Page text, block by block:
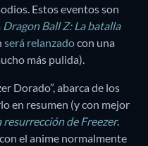
Estos eventos son
Dragon Ball Z: La batalla
será relanzadocon una
más pulida).
Dorado”, abarca de los
en resumen (y con mejor
resurrección de Freezer.
el anime normalmente